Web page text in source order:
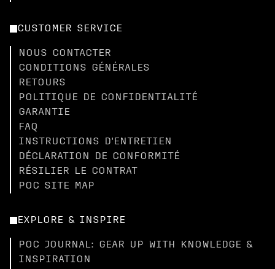
CUSTOMER SERVICE
NOUS CONTACTER
CONDITIONS GÉNÉRALES
RETOURS
POLITIQUE DE CONFIDENTIALITÉ
GARANTIE
FAQ
INSTRUCTIONS D'ENTRETIEN
DÉCLARATION DE CONFORMITÉ
RÉSILIER LE CONTRAT
POC SITE MAP
EXPLORE & INSPIRE
POC JOURNAL: GEAR UP WITH KNOWLEDGE &
INSPIRATION